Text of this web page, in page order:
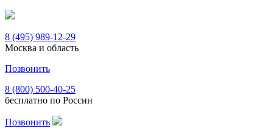
8 (495) 989-12-29
Москва и область
Позвонить
8 (800) 500-40-25
бесплатно по России
Позвонить